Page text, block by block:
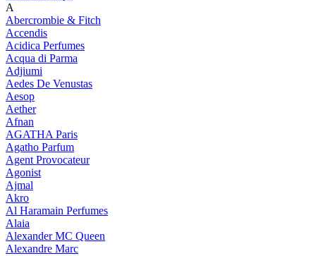
A
Abercrombie & Fitch
Accendis
Acidica Perfumes
Acqua di Parma
Adjiumi
Aedes De Venustas
Aesop
Aether
Afnan
AGATHA Paris
Agatho Parfum
Agent Provocateur
Agonist
Ajmal
Akro
Al Haramain Perfumes
Alaia
Alexander MC Queen
Alexandre Marc